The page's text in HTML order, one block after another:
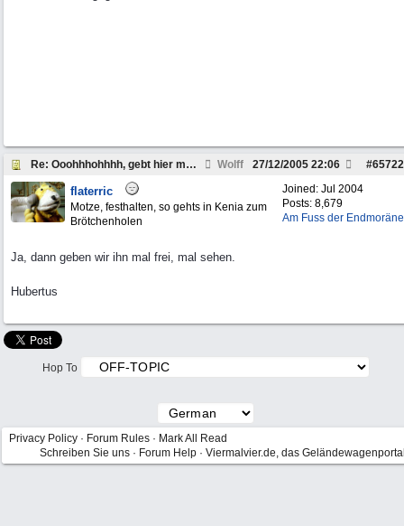
Re: Ooohhhohhhh, gebt hier mal "LandRover "ein.... Wolff #65722
27/12/2005 22:06
Joined: Jul 2004
Posts: 8,679
Am Fuss der Endmoräne
flaterric
Motze, festhalten, so gehts in Kenia zum
Brötchenholen
Ja, dann geben wir ihn mal frei, mal sehen.
Hubertus
Hop To
Privacy Policy · Forum Rules · Mark All Read
Schreiben Sie uns · Forum Help · Viermalvier.de, das